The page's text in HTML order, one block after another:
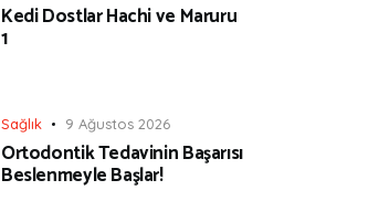
Kedi Dostlar Hachi ve Maruru
1
Sağlık 9 Ağustos 2026
Ortodontik Tedavinin Başarısı
Beslenmeyle Başlar!